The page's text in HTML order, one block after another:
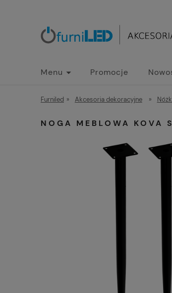
Menu Promocje
Furniled » Akcesoria dekoracyjne »
NOGA MEBLOWA KOVA